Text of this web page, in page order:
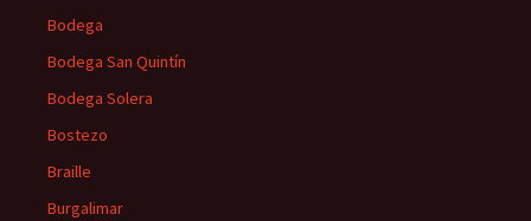
Bodega
Bodega San Quintín
Bodega Solera
Bostezo
Braille
Burgalimar